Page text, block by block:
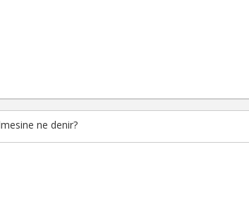
ne denir?